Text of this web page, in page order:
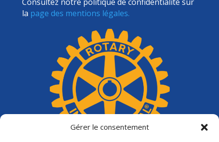
Gérer le consentement
la page des mentions légales.